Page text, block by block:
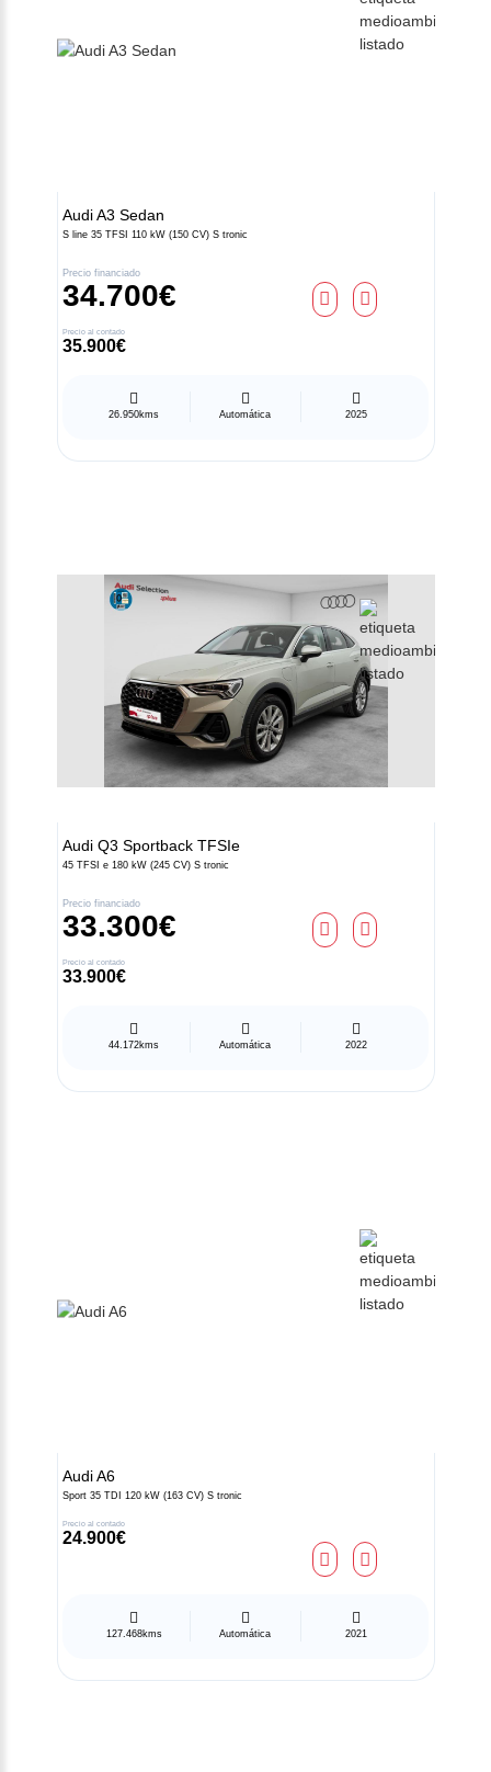
AudiA3 Sedan
S line 35 TFSI 110 kW (150 CV) S tronic
Precio financiado
34.700€
Precio al contado
35.900€
26.950kms Automática 2025
Audi Q3 Sportback TFSIe
45 TFSI e 180 kW (245 CV) S tronic
Precio financiado
33.300€
Precio al contado
33.900€
44.172kms Automática 2022
AudiA6
Sport 35 TDI 120 kW (163 CV) S tronic
Precio al contado
24.900€
127.468kms Automática 2021